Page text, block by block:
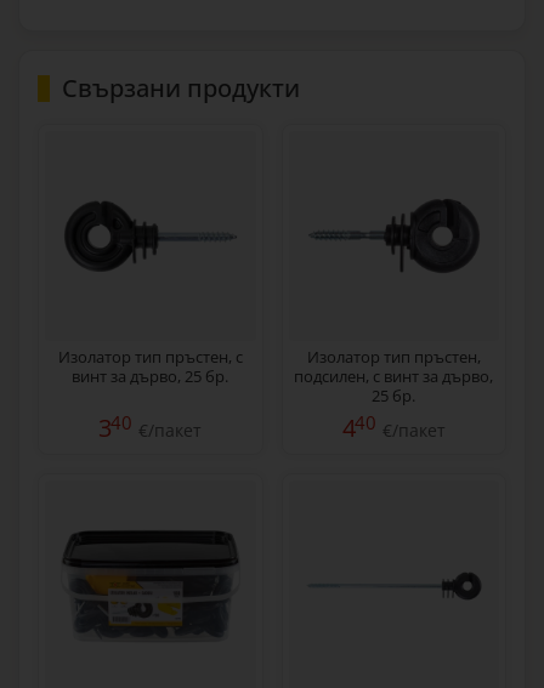
Свързани продукти
Изолатор тип пръстен, с
винт за дърво, 25 бр.
340 €/пакет
Изолатор тип пръстен,
подсилен, с винт за дърво,
25 бр.
440 €/пакет